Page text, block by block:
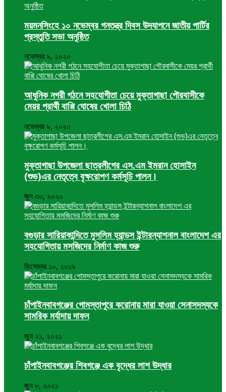
ময়মনসিংহে ১০ নভেম্বর গনতন্ত্র দিবস উদযাপনে জাতীয় পার্টির
প্রস্তুতি সভা অনুষ্ঠিত
নভেম্বর ৯, ২০২০
আধুনিক নগরী গঠনে সহযোগীতা চেয়ে মুক্তাগাছা পৌরবাসীকে
মেয়র প্রার্থী বাপ্পি ঘোষের খোলা চিঠি
নভেম্বর ৯, ২০২০
মুক্তাগাছা উপজেলা ছাত্রলীগের এস.এম ইমরান হোসাইন
(শুভ)এর নেতৃত্বে বৃক্ষরোপণ কর্মসূচি পালন।
জুন ৩০, ২০২০
বগুড়ার সারিয়াকান্দিতে মুসলিম হ্যান্ডস ইন্টারন্যাশনাল বাংলাদেশ এর
সহযোগিতায় মসজিদের নির্মাণ কাজ শুরু
ডিসেম্বর ১০, ২০১৯
চাঁপাইনবাবগঞ্জের গোমস্তাপুরে করোনায় মারা যাওয়া সেনাসদস্যকে
সামরিক মর্যাদায় দাফন
জুন ২১, ২০২১
চাঁপাইনবাবগঞ্জের শিবগঞ্জে এক বৃদ্ধের লাশ উদ্ধার
জুন ৮, ২০২১